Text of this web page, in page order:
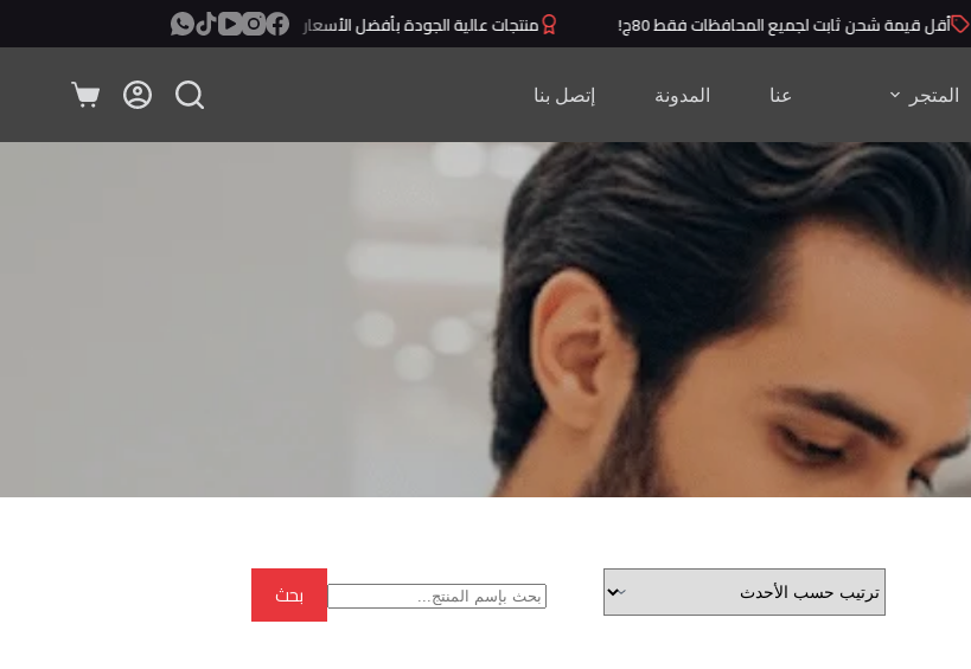
أقل قيمة شحن ثابت لجميع المحافظات فقط 80ج! منتجات عالية الجودة بأفضل الأسعار معاينة ودفع عند الإستلام!
المتجر عنا المدونة إتصل بنا
عربة
بحث